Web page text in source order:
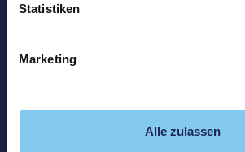
Statistiken
Marketing
Alle zulassen